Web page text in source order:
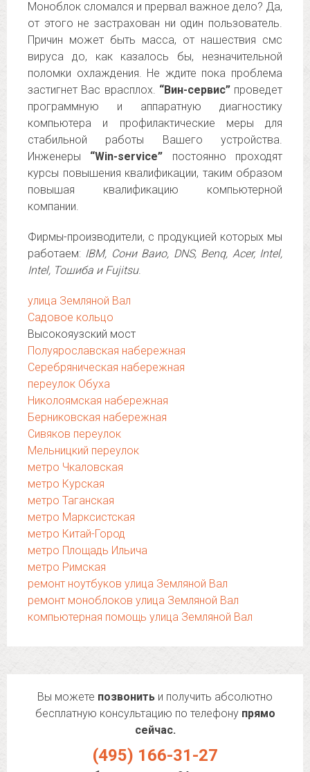
Моноблок сломался и прервал важное дело? Да,
от этого не застрахован ни один пользователь.
Причин может быть масса, от нашествия смс
вируса до, как казалось бы, незначительной
поломки охлаждения. Не ждите пока проблема
застигнет Вас врасплох. “Вин-сервис”проведет
программную и аппаратную диагностику
компьютера и профилактические меры для
стабильной работы Вашего устройства.
Инженеры “Win-service” постоянно проходят
курсы повышения квалификации, таким образом
повышая квалификацию компьютерной
компании.
Фирмы-производители, с продукцией которых мы
работаем: IBM, Сони Ваио, DNS, Benq, Acer, Intel,
Intel, Тошиба и Fujitsu.
улица Земляной Вал
Садовое кольцо
Высокояузский мост
Полуярославская набережная
Серебряническая набережная
переулок Обуха
Николоямская набережная
Берниковская набережная
Сивяков переулок
Мельницкий переулок
метро Чкаловская
метро Курская
метро Таганская
метро Марксистская
метро Китай-Город
метро Площадь Ильича
метро Римская
ремонт ноутбуков улица Земляной Вал
ремонт моноблоков улица Земляной Вал
компьютерная помощь улица Земляной Вал
Вы можете позвонить и получить абсолютно
бесплатную консультацию по телефону прямо
сейчас.
(495) 166-31-27